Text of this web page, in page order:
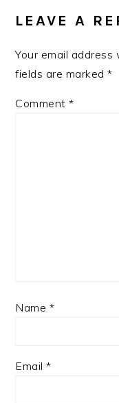
LEAVE A
Your email address
fields are marked*
Comment*
Name *
Email*